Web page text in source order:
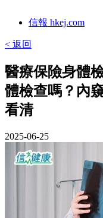
信報 hkej.com
< 返回
醫療保險身體
體檢查嗎？內
看清
2025-06-25